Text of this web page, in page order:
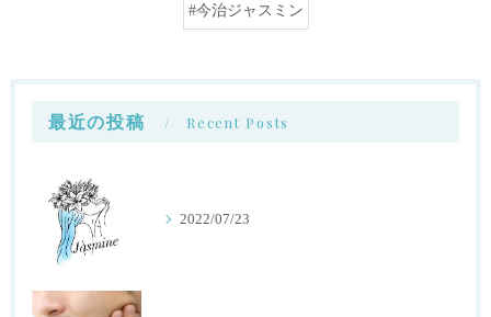
#今治ジャスミン
最近の投稿 Recent Posts
2022/07/23